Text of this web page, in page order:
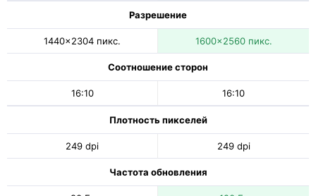
Разрешение
1440x2304 пикс. 1600x2560 пикс.
Соотношение сторон
16:10 16:10
Плотность пикселей
249 dpi 249 dpi
Частота обновления